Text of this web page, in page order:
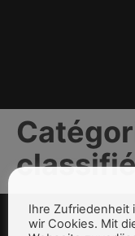
Ihre Zufriedenheit
wir Cookies. Mit